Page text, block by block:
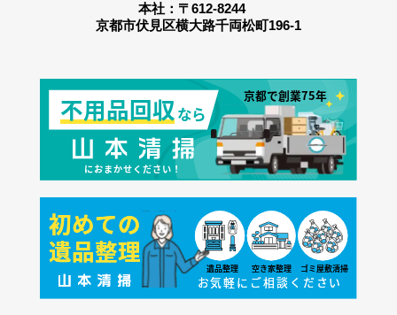
本社：〒612-8244
京都市伏見区横大路千両松町196-1